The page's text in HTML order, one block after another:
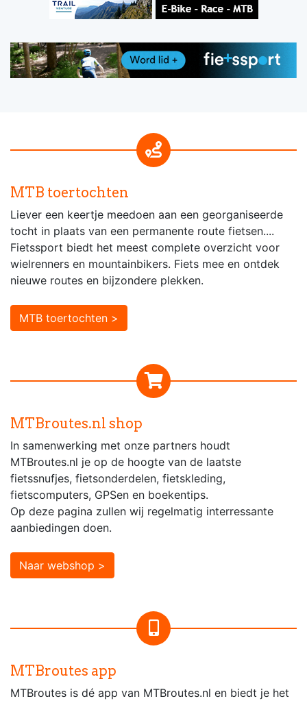
MTB toertochten
Liever een keertje meedoen aan een georganiseerde
tocht in plaats van een permanente route fietsen....
Fietssport biedt het meest complete overzicht voor
wielrenners en mountainbikers. Fiets mee en ontdek
nieuwe routes en bijzondere plekken.
MTB toertochten >
MTBroutes.nl shop
In samenwerking met onze partners houdt
MTBroutes.nl je op de hoogte van de laatste
fietssnufjes, fietsonderdelen, fietskleding,
fietscomputers, GPSen en boekentips.
Op deze pagina zullen wij regelmatig interressante
aanbiedingen doen.
Naar webshop >
MTBroutes app
MTBroutes is dé app van MTBroutes.nl en biedt je het